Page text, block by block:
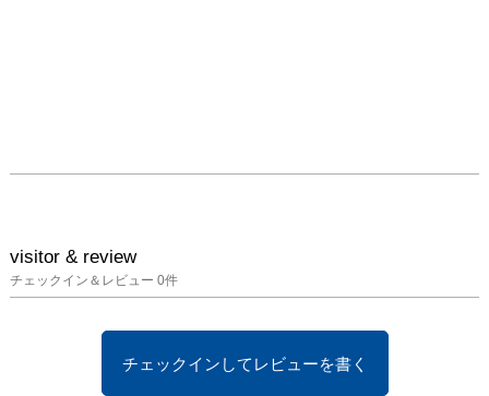
visitor & review
チェックイン＆レビュー 0件
チェックインしてレビューを書く